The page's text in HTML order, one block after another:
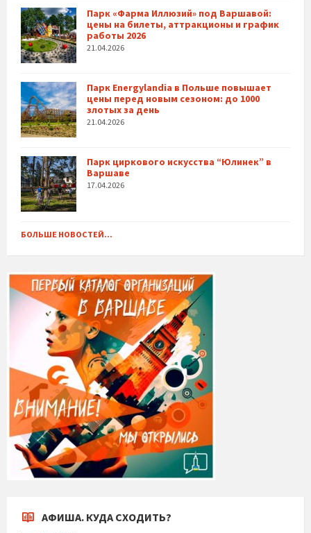
Парк «Фарма Иллюзий» под Варшавой:
цены на билеты, аттракционы и график
работы 2026
21.04.2026
Парк Energylandia в Польше повышает
цены перед новым сезоном: до 1000
злотых за день
21.04.2026
Парк циркового искусства “Юлинек” в
Варшаве
17.04.2026
БОЛЬШЕ НОВОСТЕЙ...
АФИША. КУДА СХОДИТЬ?